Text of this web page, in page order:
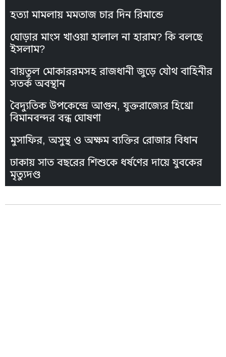
হত্যা মামলায় মমতাজ চার দিন রিমান্ডে
ঘোড়ার মাংস খাওয়া হালাল না হারাম? কি বলছে
ইসলাম?
বায়তুল মোকাররমসহ রাজধানী জুড়ে যৌথ বাহিনীর
সতর্ক অবস্থান
বৈদ্যুতিক উপকেন্দ্রে আগুন, যুক্তরাজ্যের হিথ্রো
বিমানবন্দর বন্ধ ঘোষণা
মুসাফির, অসুস্থ ও অক্ষম ব্যক্তির রোজার বিধান
ঢাকায় সাত বছরের শিশুকে ধর্ষণের দায়ে যুবকের
মৃত্যুদণ্ড